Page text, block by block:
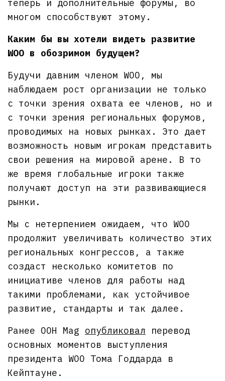
теперь и дополнительные форумы, во
многом способствуют этому.
Каким бы вы хотели видеть развитие
WOO в обозримом будущем?
Будучи давним членом WOO, мы
наблюдаем рост организации не только
с точки зрения охвата ее членов, но и
с точки зрения региональных форумов,
проводимых на новых рынках. Это дает
возможность новым игрокам представить
свои решения на мировой арене. В то
же время глобальные игроки также
получают доступ на эти развивающиеся
рынки.
Мы с нетерпением ожидаем, что WOO
продолжит увеличивать количество этих
региональных конгрессов, а также
создаст несколько комитетов по
инициативе членов для работы над
такими проблемами, как устойчивое
развитие, стандарты и так далее.
Ранее OOH Mag опубликовал перевод
основных моментов выступления
президента WOO Тома Годдарда в
Кейптауне.